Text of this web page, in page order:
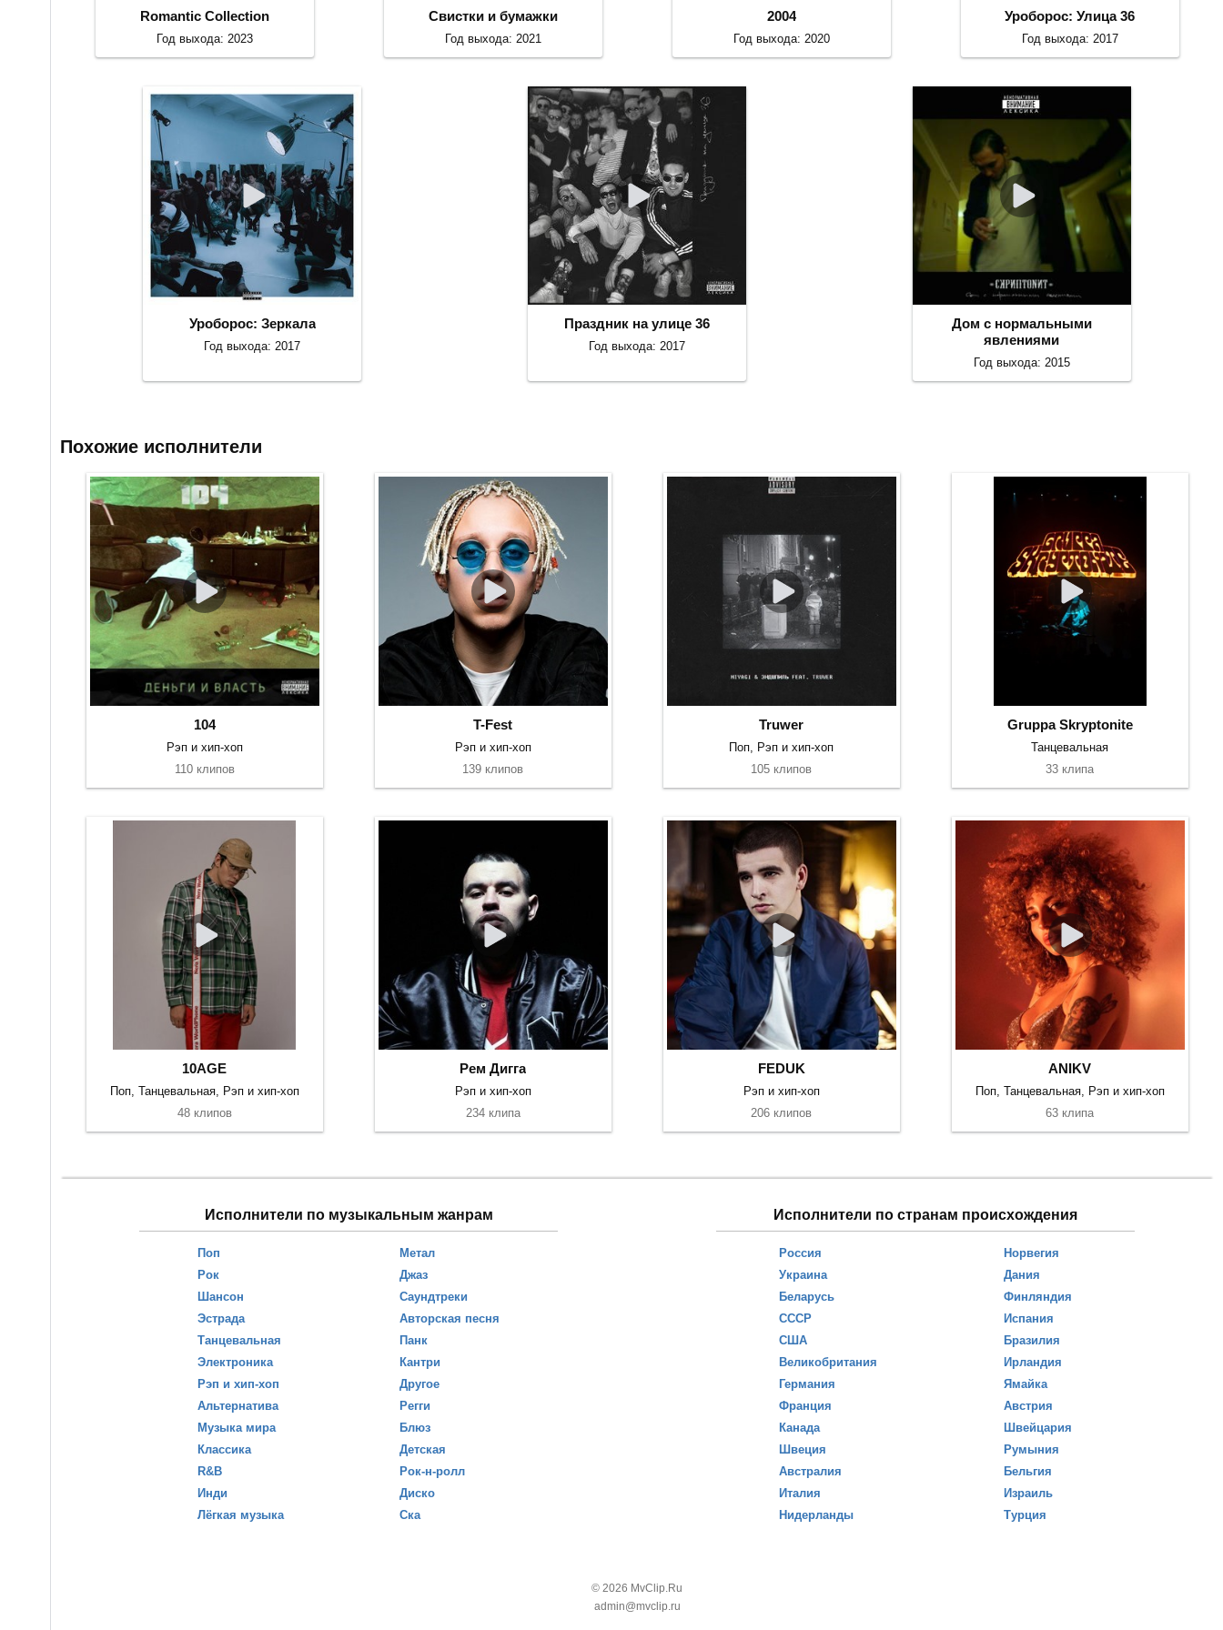
Romantic Collection
Год выхода: 2023
Свистки и бумажки
Год выхода: 2021
2004
Год выхода: 2020
Уроборос: Улица 36
Год выхода: 2017
Уроборос: Зеркала
Год выхода: 2017
Праздник на улице 36
Год выхода: 2017
Дом с нормальными
явлениями
Год выхода: 2015
Похожие исполнители
104
Рэп и хип-хоп
110 клипов
T-Fest
Рэп и хип-хоп
139 клипов
Truwer
Поп, Рэп и хип-хоп
105 клипов
Gruppa Skryptonite
Танцевальная
33 клипа
10AGE
Поп, Танцевальная, Рэп и хип-хоп
48 клипов
Рем Дигга
Рэп и хип-хоп
234 клипа
FEDUK
Рэп и хип-хоп
206 клипов
ANIKV
Поп, Танцевальная, Рэп и хип-хоп
63 клипа
Исполнители по музыкальным жанрам
Поп
Рок
Шансон
Эстрада
Танцевальная
Электроника
Рэп и хип-хоп
Альтернатива
Музыка мира
Классика
R&B
Инди
Лёгкая музыка
Метал
Джаз
Саундтреки
Авторская песня
Панк
Кантри
Другое
Регги
Блюз
Детская
Рок-н-ролл
Диско
Ска
Исполнители по странам происхождения
Россия
Украина
Беларусь
СССР
США
Великобритания
Германия
Франция
Канада
Швеция
Австралия
Италия
Нидерланды
Норвегия
Дания
Финляндия
Испания
Бразилия
Ирландия
Ямайка
Австрия
Швейцария
Румыния
Бельгия
Израиль
Турция
© 2026 MvClip.Ru
admin@mvclip.ru